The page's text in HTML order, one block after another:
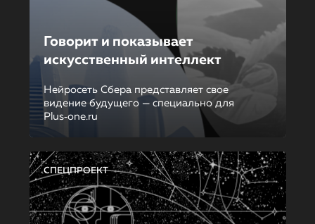
Говорит и показывает
искусственный интеллект
Нейросеть Сбера представляет свое
видение будущего — специально для
Plus‑one.ru
СПЕЦПРОЕКТ